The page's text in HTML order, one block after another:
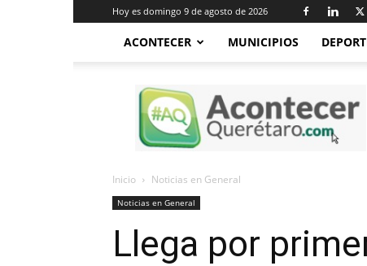
Hoy es domingo 9 de agosto de 2026
ACONTECER MUNICIPIOS
Acontecer
Querétaro
Inicio Noticias en General
Noticias en General
Llega por